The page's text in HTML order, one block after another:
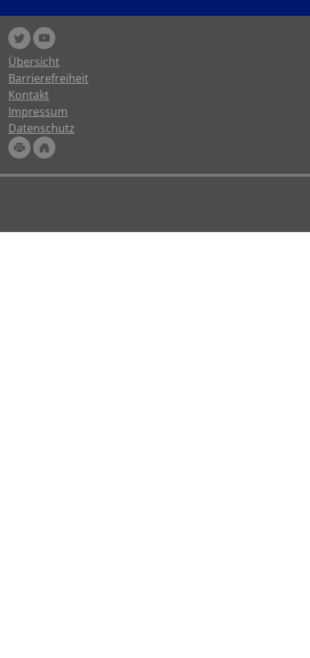
Übersicht
Barrierefreiheit
Kontakt
Impressum
Datenschutz